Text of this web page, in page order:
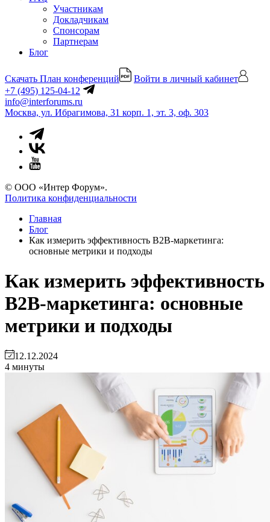
Участникам
Докладчикам
Спонсорам
Партнерам
Блог
Скачать План конференций
Войти в личный кабинет
+7 (495) 125-04-12
info@interforums.ru
Москва, ул. Ибрагимова, 31 корп. 1, эт. 3, оф. 303
© ООО «Интер Форум».
Политика конфиденциальности
Главная
Блог
Как измерить эффективность B2B-маркетинга:
основные метрики и подходы
Как измерить эффективность
B2B-маркетинга: основные
метрики и подходы
12.12.2024
4 минуты